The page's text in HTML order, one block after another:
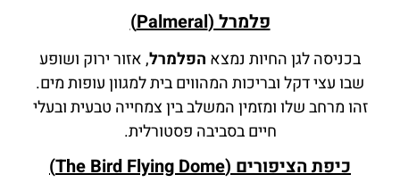
פלמרל (Palmeral)
בכניסה לגן החיות נמצא הפלמרל, אזור ירוק ושופע
שבו עצי דקל ובריכות המהווים בית למגוון עופות מים.
זהו מרחב שלו ומזמין המשלב בין צמחייה טבעית ובעלי
חיים בסביבה פסטורלית.
כיפת הציפורים (The Bird Flying Dome)